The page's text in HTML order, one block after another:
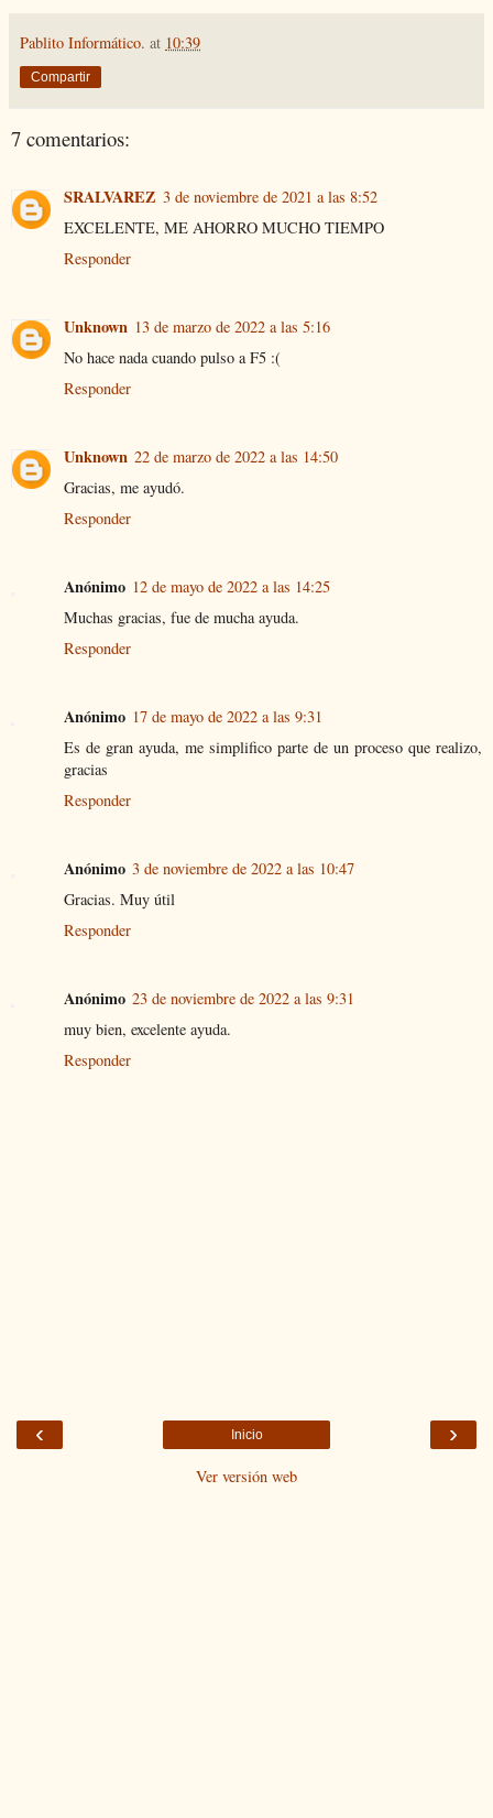
Pablito Informático. at 10:39
Compartir
7 comentarios:
SRALVAREZ 3 de noviembre de 2021 a las 8:52
EXCELENTE, ME AHORRO MUCHO TIEMPO
Responder
Unknown 13 de marzo de 2022 a las 5:16
No hace nada cuando pulso a F5 :(
Responder
Unknown 22 de marzo de 2022 a las 14:50
Gracias, me ayudó.
Responder
Anónimo 12 de mayo de 2022 a las 14:25
Muchas gracias, fue de mucha ayuda.
Responder
Anónimo 17 de mayo de 2022 a las 9:31
Es de gran ayuda, me simplifico parte de un proceso que realizo,
gracias
Responder
Anónimo 3 de noviembre de 2022 a las 10:47
Gracias. Muy útil
Responder
Anónimo 23 de noviembre de 2022 a las 9:31
muy bien, excelente ayuda.
Responder
‹ ›
Inicio
Ver versión web